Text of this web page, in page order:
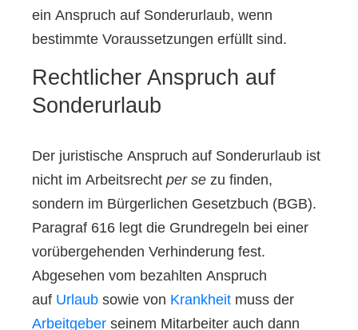
ein Anspruch auf Sonderurlaub, wenn
bestimmte Voraussetzungen erfüllt sind.
Rechtlicher Anspruch auf
Sonderurlaub
Der juristische Anspruch auf Sonderurlaub ist
nicht im Arbeitsrecht per se zu finden,
sondern im Bürgerlichen Gesetzbuch (BGB).
Paragraf 616 legt die Grundregeln bei einer
vorübergehenden Verhinderung fest.
Abgesehen vom bezahlten Anspruch
auf Urlaub sowie von Krankheit muss der
Arbeitgeber seinem Mitarbeiter auch dann